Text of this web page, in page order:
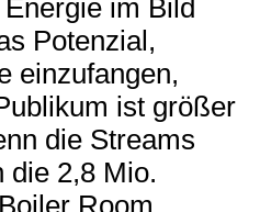
im Bild
Potenzial,
einzufangen,
ist größer
die Streams
die 2,8 Mio.
Room